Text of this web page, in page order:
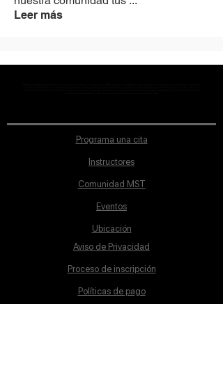
Leer más
Programa una cita
Instructores
Comunidad MST
Eventos
Ubicación
Aviso de Privacidad
Proceso de inscripción
Políticas de pago